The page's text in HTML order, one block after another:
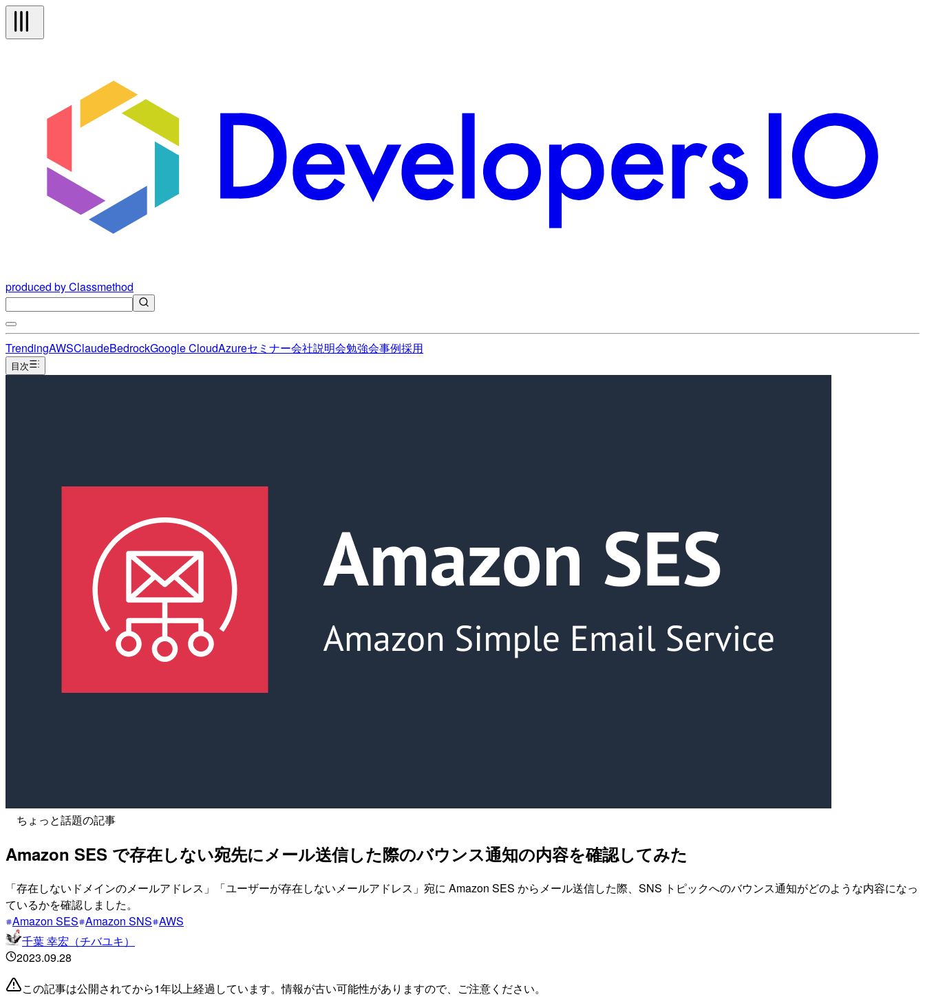
produced by Classmethod
TrendingAWSClaudeBedrockGoogle CloudAzureセミナー会社説明会勉強会事例採用
目次
ちょっと話題の記事
Amazon SES で存在しない宛先にメール送信した際のバウンス通知の内容を確認してみた
「存在しないドメインのメールアドレス」「ユーザーが存在しないメールアドレス」宛に Amazon SES からメール送信した際、SNS トピックへのバウンス通知がどのような内容になっ
ているかを確認しました。
Amazon SES Amazon SNS AWS
千葉 幸宏（チバユキ）
2023.09.28
この記事は公開されてから1年以上経過しています。情報が古い可能性がありますので、ご注意ください。